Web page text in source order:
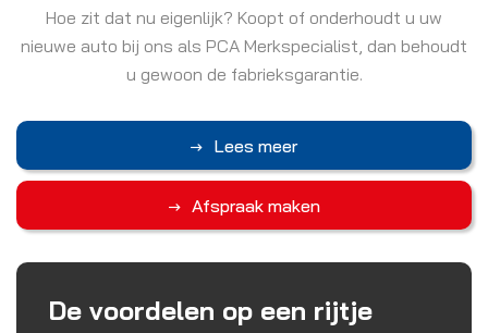
Hoe zit dat nu eigenlijk? Koopt of onderhoudt u uw
nieuwe auto bij ons als PCA Merkspecialist, dan behoudt
u gewoon de fabrieksgarantie.
Lees meer
Afspraak maken
De voordelen op een rijtje